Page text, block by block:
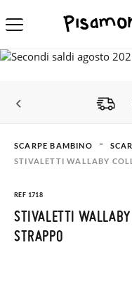
SCARPE BAMBINO
STIVALETTI WALLABY
REF 1718
STIVALETTI WALLABY
STRAPPO